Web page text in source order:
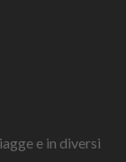
e in diversi